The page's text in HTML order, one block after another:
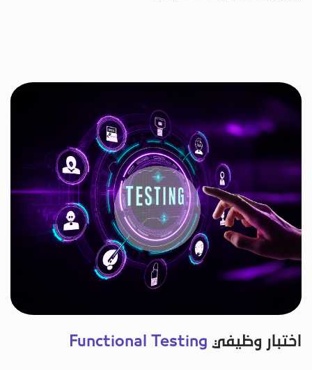
اختبار وظيفي Functional Testing